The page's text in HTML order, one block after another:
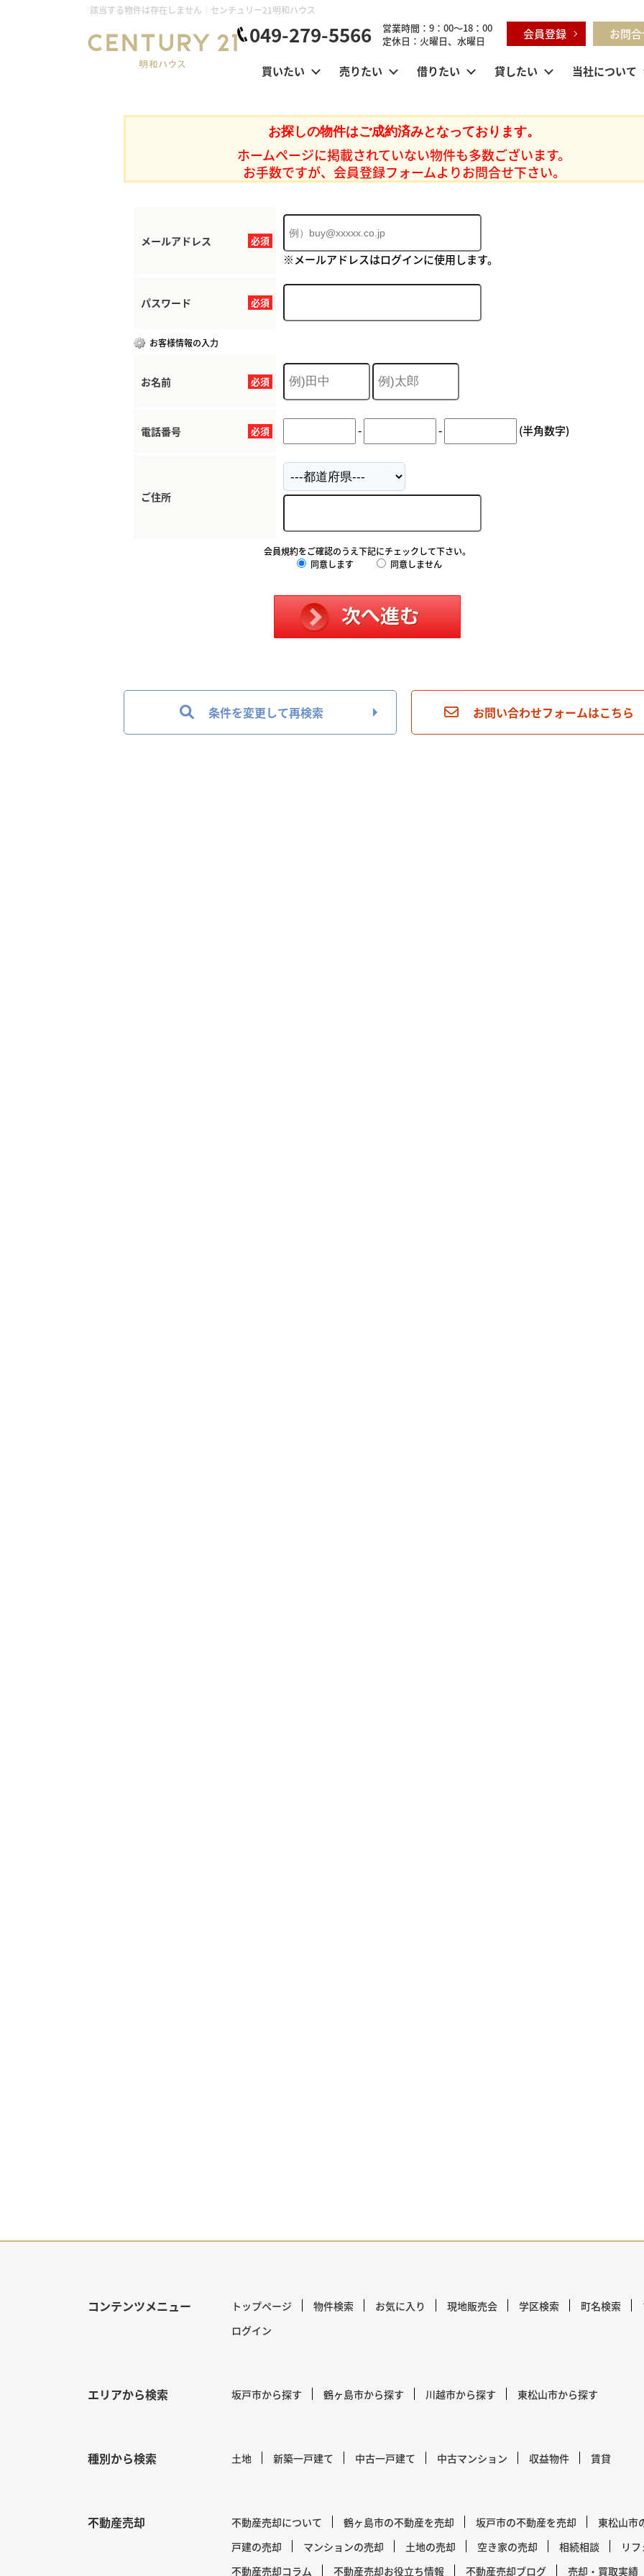
該当する物件は存在しません｜センチュリー21明和ハウス
049-279-5566
営業時間：9：00～18：00
定休日：火曜日、水曜日
会員登録 お問
買いたい 売りたい 借りたい 貸したい 当社について
お探しの物件はご成約済みとなっております。
ホームページに掲載されていない物件も多数ございます。
お手数ですが、会員登録フォームよりお問合せ下さい。
必須
メールアドレス
※メールアドレスはログインに使用します。
必須
パスワード
お客様情報の入力
必須
お名前
必須
電話番号 - - (半角数字)
ご住所
会員規約をご確認のうえ下記にチェックして下さい。
同意します
同意しません
条件を変更して再検索 お問い合わせフォームはこちら
コンテンツメニュー トップページ 物件検索 お気に入り 現地販売会 学区検索 町名検索
ログイン
エリアから検索 坂戸市から探す 鶴ヶ島市から探す 川越市から探す 東松山市から探す
種別から検索 土地 新築一戸建て 中古一戸建て 中古マンション 収益物件 賃貸
不動産売却 不動産売却について 鶴ヶ島市の不動産を売却 坂戸市の不動産を売却
東松山市
戸建の売却
マンションの売却 土地の売却 空き家の売却 相続相談
リ
不動産売却コラム
不動産売却お役立ち情報 不動産売却ブログ 売却・買取実績